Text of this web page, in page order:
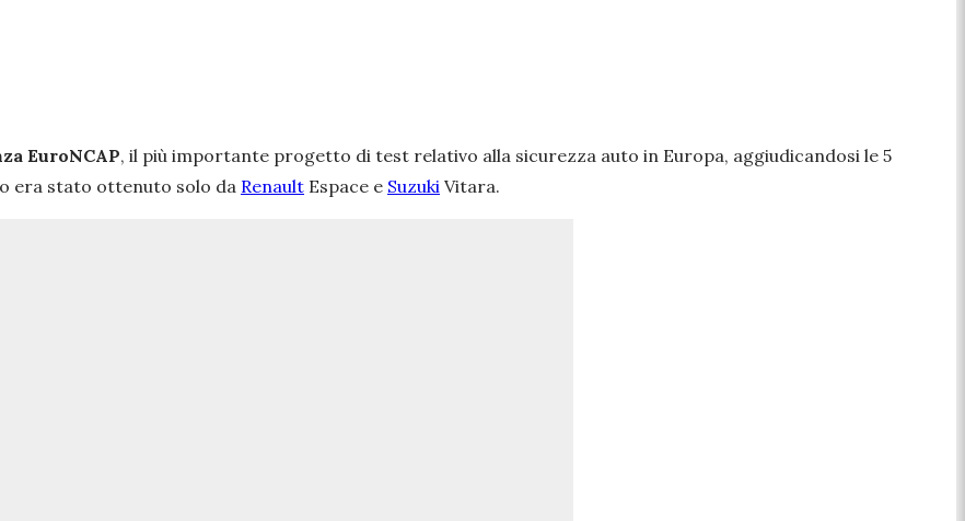
EuroNCAP, il più importante progetto di test relativo alla sicurezza auto in Europa, aggiudicandosi le 5
era stato ottenuto solo da Renault Espace e Suzuki Vitara.